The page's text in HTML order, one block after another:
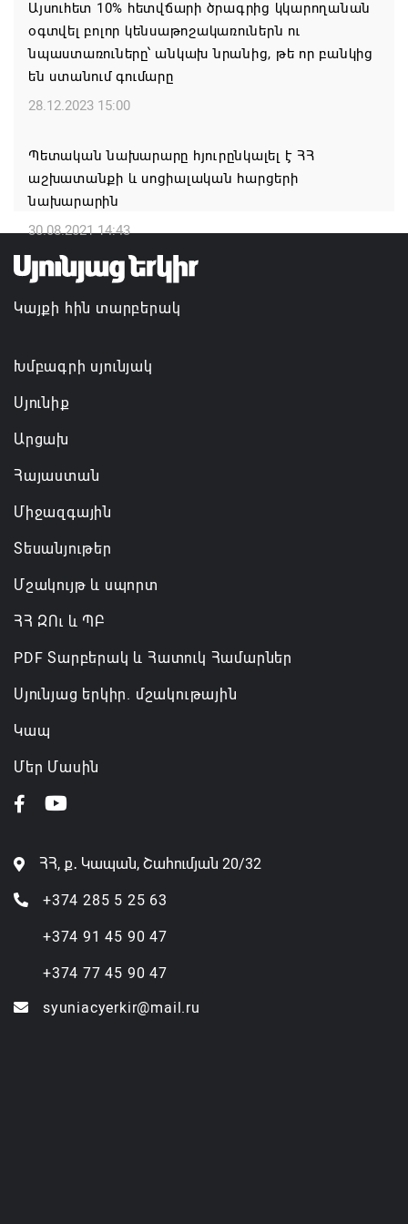
առևտրաշրջանառության նվազման միտումը
կշարունակվի. Օվերչուկ
06.08.2026 12:08
դերակատարների» աջակցության մրցութային
հայտադիմումների ընդունումը
06.08.2026 12:05
Կապան քաղաքում ավարտին է հասցվել
համայնքապետարանի պատվիրատվությամբ
իրականացված ևս մեկ ծրագիր
Ինչո՞ւ է Հաջիևն ավելի վստահ, քան Փաշինյանը․
Սուրեն Սուրենյանց
06.08.2026 11:57
Այսուհետ 10% հետվճարի ծրագրից կկարողանան
օգտվել բոլոր կենսաթոշակառուներն ու
նպաստառուները՝ անկախ նրանից, թե որ բանկից
են ստանում գումարը
28.12.2023 15:00
Պետական նախարարը հյուրընկալել է ՀՀ
աշխատանքի և սոցիալական հարցերի
նախարարին
30.08.2021 14:43
Կայքի հին տարբերակ
Խմբագրի սյունյակ
Սյունիք
Արցախ
Հայաստան
Միջազգային
Տեսանյութեր
Մշակույթ և սպորտ
ՀՀ ԶՈւ և ՊԲ
PDF Տարբերակ և Հատուկ Համարներ
Սյունյաց երկիր. մշակութային
Կապ
Մեր Մասին
ՀՀ, ք․ Կապան, Շահումյան 20/32
+374 285 5 25 63
+374 91 45 90 47
+374 77 45 90 47
syuniacyerkir@mail.ru